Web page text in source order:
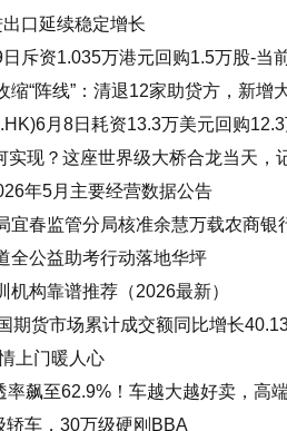
口延续稳定增长
斥资1.035万港元回购1.5万股-当
缩“阵线”：清退12家助贷方，新增
月8日耗资13.3万美元回购
实现？这座世界级大桥合龙当天，
年5月主要经营数据公告
宜春监管分局核准余慧万载农商银
全公益助考行动落地华坪
机构靠谱推荐（2026最新）
期货市场累计成交额同比增长
上门暖人心
率飙至62.9%！车越大越好卖，高
轿车，30万级硬刚BBA